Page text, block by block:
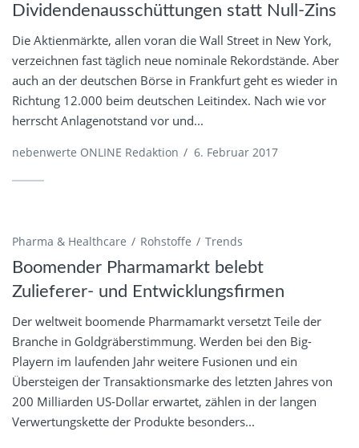
Dividendenausschüttungen statt Null-Zins
Die Aktienmärkte, allen voran die Wall Street in New York,
verzeichnen fast täglich neue nominale Rekordstände. Aber
auch an der deutschen Börse in Frankfurt geht es wieder in
Richtung 12.000 beim deutschen Leitindex. Nach wie vor
herrscht Anlagenotstand vor und...
nebenwerte ONLINE Redaktion / 6. Februar 2017
Pharma & Healthcare Rohstoffe Trends
Boomender Pharmamarkt belebt
Zulieferer- und Entwicklungsfirmen
Der weltweit boomende Pharmamarkt versetzt Teile der
Branche in Goldgräberstimmung. Werden bei den Big-
Playern im laufenden Jahr weitere Fusionen und ein
Übersteigen der Transaktionsmarke des letzten Jahres von
200 Milliarden US-Dollar erwartet, zählen in der langen
Verwertungskette der Produkte besonders...